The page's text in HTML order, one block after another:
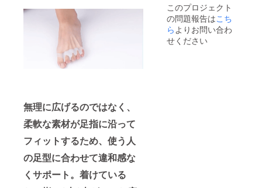
無理に広げるのではなく、
柔軟な素材が足指に沿って
フィットするため、使う人
の足型に合わせて違和感な
くサポート。着けている
このプロジェクト
の問題報告はこち
ら よりお問い合わ
せください